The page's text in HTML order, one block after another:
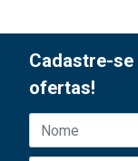
Cadastre-
ofertas!